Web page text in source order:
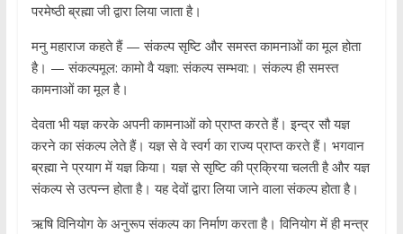
परमेष्ठी ब्रह्मा जी द्वारा लिया जाता है।
मनु महाराज कहते हैं — संकल्प सृष्टि और समस्त कामनाओं का मूल होता
है। — संकल्पमूल: कामो वै यज्ञा: संकल्प सम्भवा:। संकल्प ही समस्त
कामनाओं का मूल है।
देवता भी यज्ञ करके अपनी कामनाओं को प्राप्त करते हैं। इन्द्र सौ यज्ञ
करने का संकल्प लेते हैं। यज्ञ से वे स्वर्ग का राज्य प्राप्त करते हैं। भगवान
ब्रह्मा ने प्रयाग में यज्ञ किया। यज्ञ से सृष्टि की प्रक्रिया चलती है और यज्ञ
संकल्प से उत्पन्न होता है। यह देवों द्वारा लिया जाने वाला संकल्प होता है।
ऋषि विनियोग के अनुरूप संकल्प का निर्माण करता है। विनियोग में ही मन्त्र